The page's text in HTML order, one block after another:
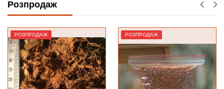
Розпродаж
РОЗПРОДАЖ РОЗПРОДАЖ